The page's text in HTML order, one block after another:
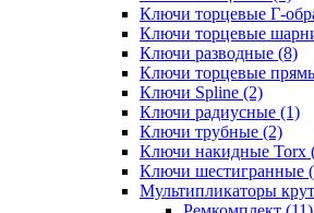
Ключи торцевые Г-
Ключи торцевые
Ключи разводные (8)
Ключи торцевые
Ключи Spline (2)
Ключи радиусные (1)
Ключи трубные (2)
Ключи накидные Torx
Ключи шестигранные
Мультипликаторы